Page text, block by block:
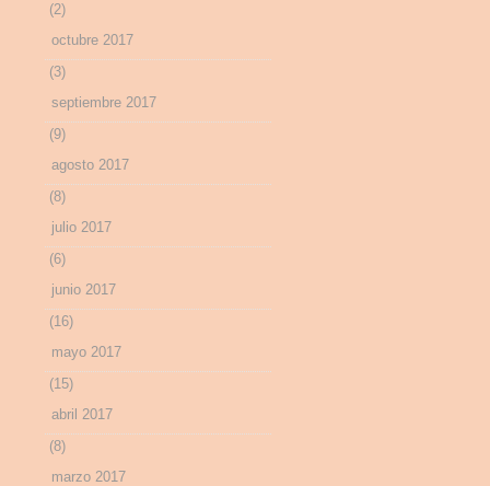
(2)
octubre 2017
(3)
septiembre 2017
(9)
agosto 2017
(8)
julio 2017
(6)
junio 2017
(16)
mayo 2017
(15)
abril 2017
(8)
marzo 2017